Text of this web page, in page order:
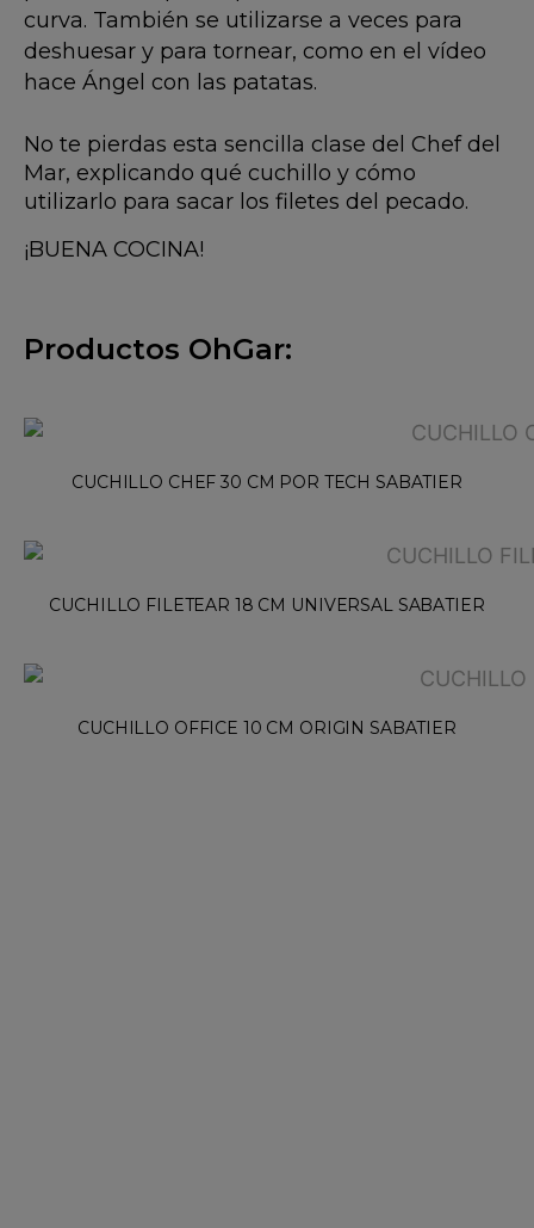
curva. También se utilizarse a veces para
deshuesar y para tornear, como en el vídeo
hace Ángel con las patatas.
No te pierdas esta sencilla clase del Chef del
Mar, explicando qué cuchillo y cómo
utilizarlo para sacar los filetes del pecado.
¡BUENA COCINA!
Productos OhGar:
CUCHILLO CHEF 30 CM POR TECH SABATIER
CUCHILLO FILETEAR 18 CM UNIVERSAL SABATIER
CUCHILLO OFFICE 10 CM ORIGIN SABATIER